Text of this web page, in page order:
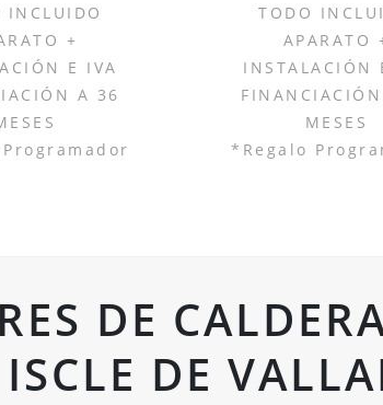
INCLUIDO
+
E IVA
A 36
TODO
APARATO
INSTALACIÓN
MESES
*Regalo
DE
DE